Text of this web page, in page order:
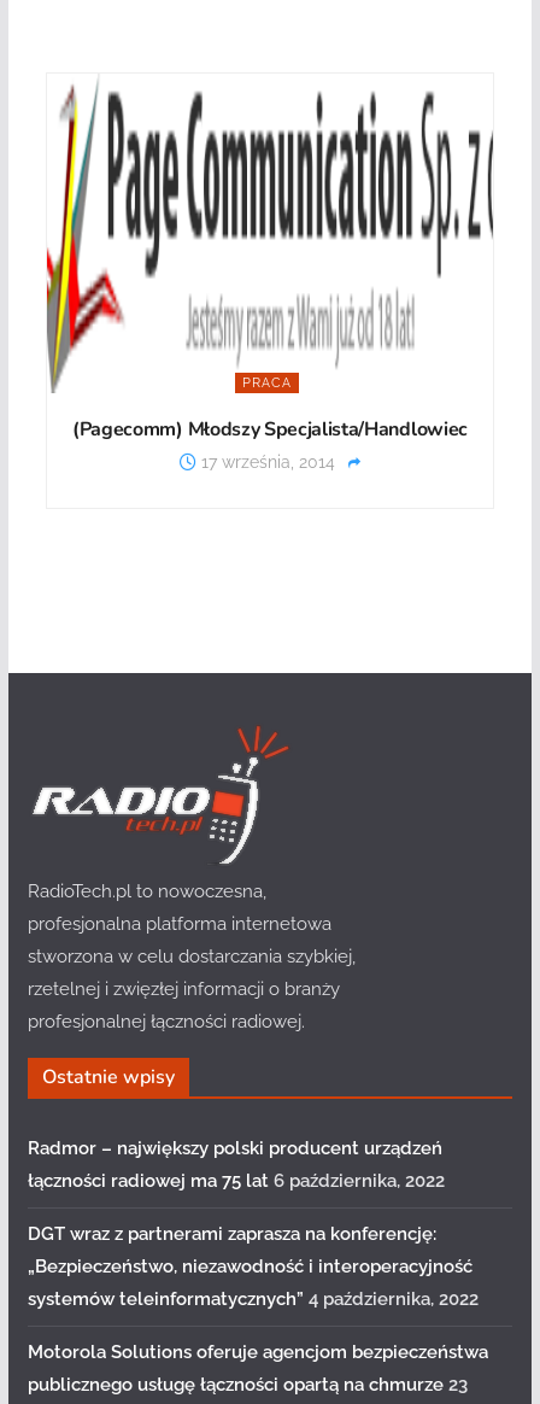
PRACA
(Pagecomm) Młodszy Specjalista/Handlowiec
17 września, 2014
RadioTech.pl to nowoczesna,
profesjonalna platforma internetowa
stworzona w celu dostarczania szybkiej,
rzetelnej i zwięzłej informacji o branży
profesjonalnej łączności radiowej.
Ostatnie wpisy
Radmor – największy polski producent urządzeń
łączności radiowej ma 75 lat 6 października, 2022
DGT wraz z partnerami zaprasza na konferencję:
„Bezpieczeństwo, niezawodność i interoperacyjność
systemów teleinformatycznych” 4 października, 2022
Motorola Solutions oferuje agencjom bezpieczeństwa
publicznego usługę łączności opartą na chmurze 23